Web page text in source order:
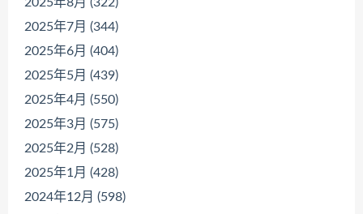
2025年8月 (322)
2025年7月 (344)
2025年6月 (404)
2025年5月 (439)
2025年4月 (550)
2025年3月 (575)
2025年2月 (528)
2025年1月 (428)
2024年12月 (598)